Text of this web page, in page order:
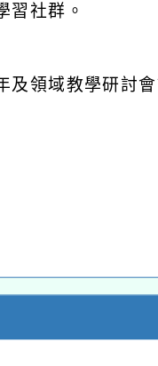
習社群。
及領域教學研討